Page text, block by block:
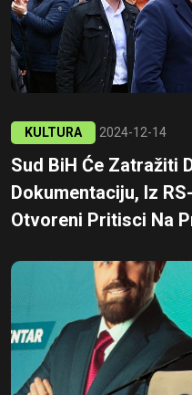
KULTURA 2024-12-14
Sud BiH Će Zatražiti
Dokumentaciju, Iz
Otvoreni Pritisci Na